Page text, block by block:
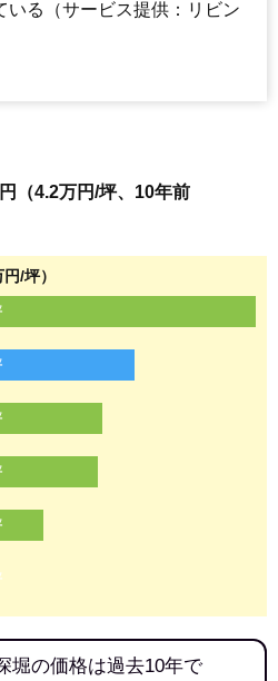
いる（サービス提供：リビン
（4.2万円/坪、10年前
/坪）
堀の価格は過去10年で